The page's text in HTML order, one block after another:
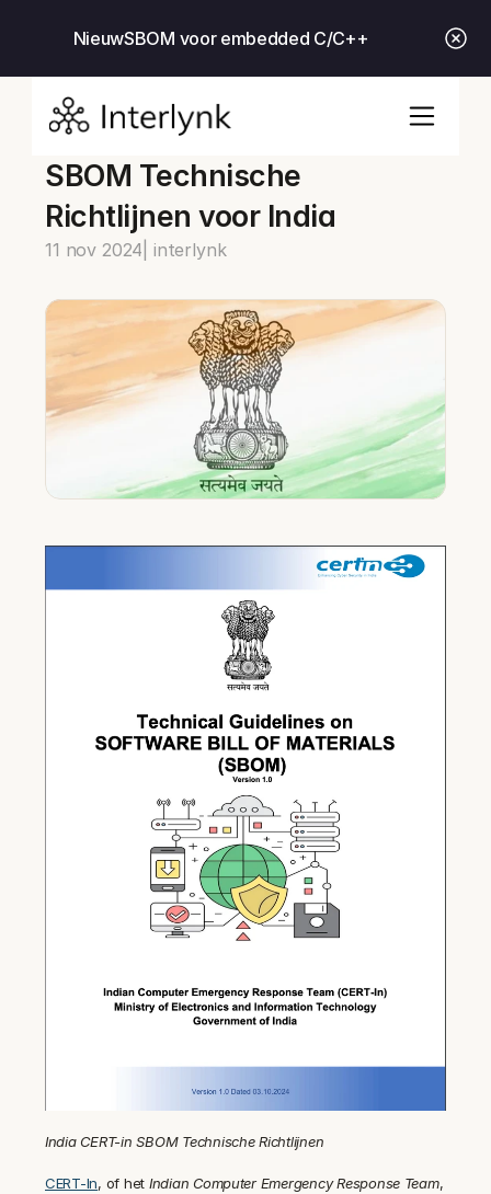
NieuwSBOM voor embedded C/C++
SBOM Technische
Richtlijnen voor India
11 nov 2024 | interlynk
India CERT-in SBOM Technische Richtlijnen
CERT-In, of het Indian Computer Emergency Response Team,